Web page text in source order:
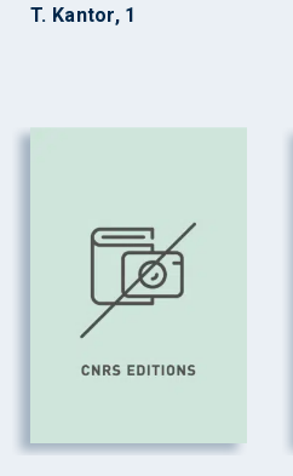
T. Kantor, 1